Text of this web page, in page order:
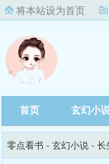
将本站设为首页
首页 玄幻小
零点看书 - 玄幻小说 - 长